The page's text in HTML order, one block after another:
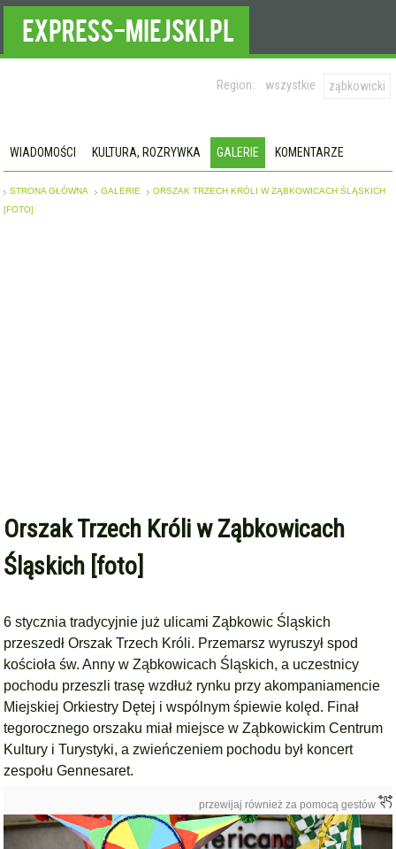
Region: wszystkie ząbkowicki
WIADOMOŚCI KULTURA, ROZRYWKA GALERIE KOMENTARZE
STRONA GŁÓWNA GALERIE
ORSZAK TRZECH KRÓLI W ZĄBKOWICACH ŚLĄSKICH
[FOTO]
Orszak Trzech Króli w Ząbkowicach
Śląskich [foto]
6 stycznia tradycyjnie już ulicami Ząbkowic Śląskich
przeszedł Orszak Trzech Króli. Przemarsz wyruszył spod
kościoła św. Anny w Ząbkowicach Śląskich, a uczestnicy
pochodu przeszli trasę wzdłuż rynku przy akompaniamencie
Miejskiej Orkiestry Dętej i wspólnym śpiewie kolęd. Finał
tegorocznego orszaku miał miejsce w Ząbkowickim Centrum
Kultury i Turystyki, a zwieńczeniem pochodu był koncert
zespołu Gennesaret.
przewijaj również za pomocą gestów